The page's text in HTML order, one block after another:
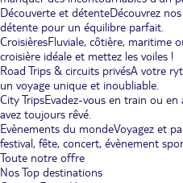
Découverte et détenteDécouvrez
détente pour un équilibre parfait.
CroisièresFluviale, côtière, maritime
croisière idéale et mettez les voiles !
Road Trips & circuits privésA votre
un voyage unique et inoubliable.
City TripsEvadez-vous en train ou
avez toujours rêvé.
Evènements du mondeVoyagez et
festival, fête, concert, évènement
Toute notre offre
Nos Top destinations